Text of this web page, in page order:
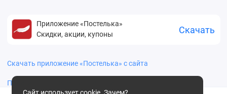
Приложение «Постелька»
Скидки, акции, купоны
Скачать
Скачать приложение «Постелька» с сайта
Политика конфиденциальности